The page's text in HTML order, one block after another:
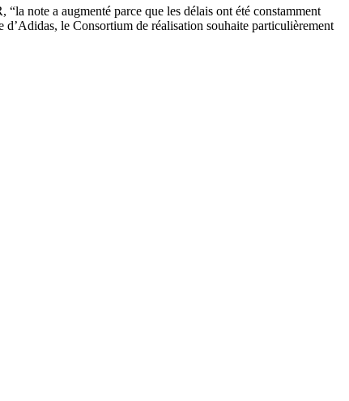
note a augmenté parce que les délais ont été constamment
le Consortium de réalisation souhaite particulièrement